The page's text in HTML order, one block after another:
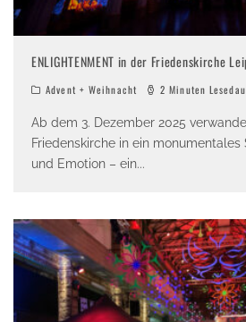
ENLIGHTENMENT in der Friedenskirche
Advent + Weihnacht 2 Minuten
Ab dem 3. Dezember 2025
Friedenskirche in ein monumentales
und Emotion – ein...